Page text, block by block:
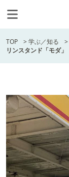
TOP >学ぶ／知る >
リンスタンド「モダ」